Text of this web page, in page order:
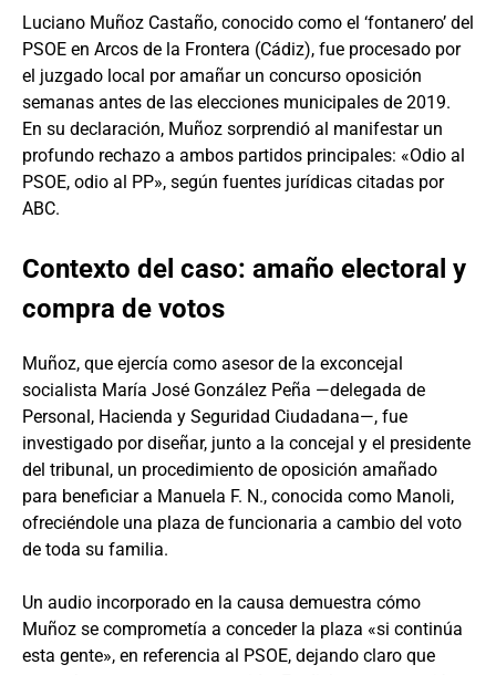
Luciano Muñoz Castaño, conocido como el ‘fontanero’ del
PSOE en Arcos de la Frontera (Cádiz), fue procesado por
el juzgado local por amañar un concurso oposición
semanas antes de las elecciones municipales de 2019.
En su declaración, Muñoz sorprendió al manifestar un
profundo rechazo a ambos partidos principales: «Odio al
PSOE, odio al PP», según fuentes jurídicas citadas por
ABC.
Contexto del caso: amaño electoral y
compra de votos
Muñoz, que ejercía como asesor de la exconcejal
socialista María José González Peña —delegada de
Personal, Hacienda y Seguridad Ciudadana—, fue
investigado por diseñar, junto a la concejal y el presidente
del tribunal, un procedimiento de oposición amañado
para beneficiar a Manuela F. N., conocida como Manoli,
ofreciéndole una plaza de funcionaria a cambio del voto
de toda su familia.
Un audio incorporado en la causa demuestra cómo
Muñoz se comprometía a conceder la plaza «si continúa
esta gente», en referencia al PSOE, dejando claro que